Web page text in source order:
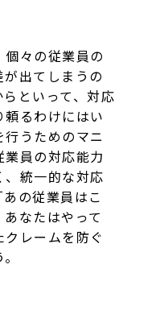
々の従業員の
出てしまうの
といって、対応
るわけにはい
うためのマニ
員の対応能力
統一的な対応
の従業員はこ
なたはやって
レームを防ぐ